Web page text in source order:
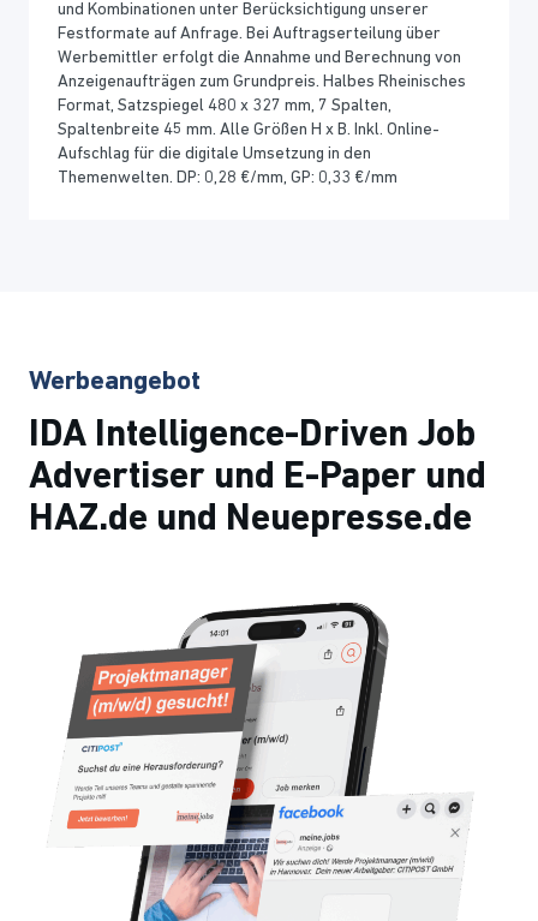
und Kombinationen unter Berücksichtigung unserer
Festformate auf Anfrage. Bei Auftragserteilung über
Werbemittler erfolgt die Annahme und Berechnung von
Anzeigenaufträgen zum Grundpreis. Halbes Rheinisches
Format, Satzspiegel 480 x 327 mm, 7 Spalten,
Spaltenbreite 45 mm. Alle Größen H x B. Inkl. Online-
Aufschlag für die digitale Umsetzung in den
Themenwelten. DP: 0,28 €/mm, GP: 0,33 €/mm
Werbeangebot
IDA Intelligence-Driven Job
Advertiser und E-Paper und
HAZ.de und Neuepresse.de